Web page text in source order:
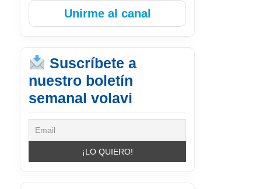
Unirme al canal
Suscríbete a
nuestro boletín
semanal volavi